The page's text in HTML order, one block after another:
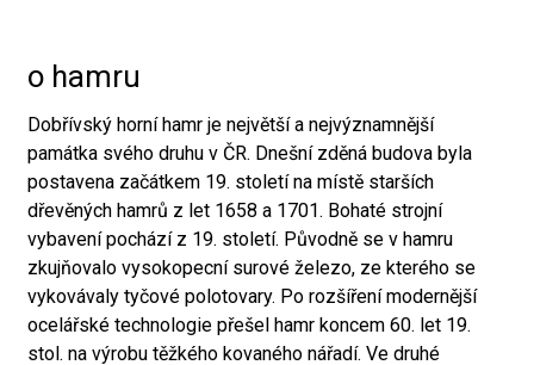
o hamru
Dobřívský horní hamr je největší a nejvýznamnější
památka svého druhu v ČR. Dnešní zděná budova byla
postavena začátkem 19. století na místě starších
dřevěných hamrů z let 1658 a 1701. Bohaté strojní
vybavení pochází z 19. století. Původně se v hamru
zkujňovalo vysokopecní surové železo, ze kterého se
vykovávaly tyčové polotovary. Po rozšíření modernější
ocelářské technologie přešel hamr koncem 60. let 19.
stol. na výrobu těžkého kovaného nářadí. Ve druhé